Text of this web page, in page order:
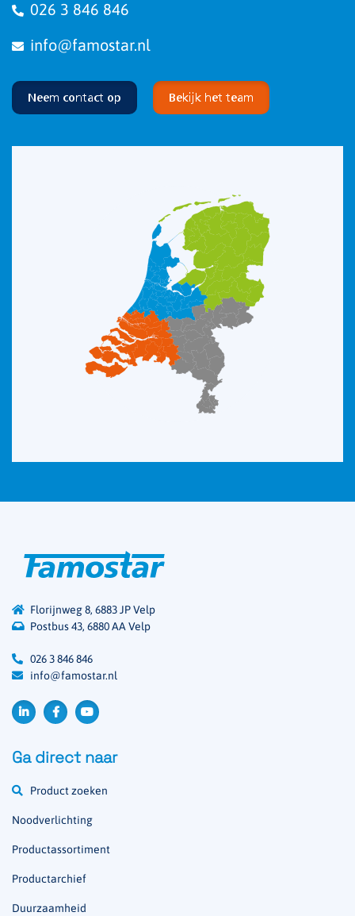
026 3 846 846
info@famostar.nl
Neem contact op Bekijk het team
Florijnweg 8, 6883 JP Velp
Postbus 43, 6880 AA Velp
026 3 846 846
info@famostar.nl
Ga direct naar
Product zoeken
Noodverlichting
Productassortiment
Productarchief
Duurzaamheid